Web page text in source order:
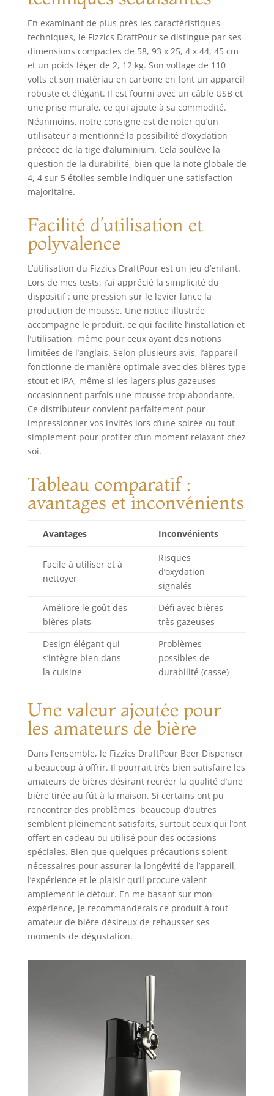
n'importe quelle
bière – Connt à
toutes les canettes
et bouteilles, y
compris les
bouteilles de 500
ml et 750 ml, et
tout type de bière,
y compris les
lagers, les stouts,
les iPad, les bières
aigres, et plus
encore. Conçu
avec des matériaux
tels que le zinc
finition mate
durable, le jet
d'eau est un jeu
d'enfant à garder
propre et sera
magnifique
pendant des
années à venir
après un beau
versement.
En examinant de plus près les caractéristiques
techniques, le Fizzics DraftPour se distingue par ses
dimensions compactes de 58, 93 x 25, 4 x 44, 45 cm
et un poids léger de 2, 12 kg. Son voltage de 110
volts et son matériau en carbone en font un appareil
robuste et élégant. Il est fourni avec un câble USB et
une prise murale, ce qui ajoute à sa commodité.
Néanmoins, notre consigne est de noter qu’un
utilisateur a mentionné la possibilité d’oxydation
précoce de la tige d’aluminium. Cela soulève la
question de la durabilité, bien que la note globale de
4, 4 sur 5 étoiles semble indiquer une satisfaction
majoritaire.
Facilité d’utilisation et
polyvalence
L’utilisation du Fizzics DraftPour est un jeu d’enfant.
Lors de mes tests, j’ai apprécié la simplicité du
dispositif : une pression sur le levier lance la
production de mousse. Une notice illustrée
accompagne le produit, ce qui facilite l’installation et
l’utilisation, même pour ceux ayant des notions
limitées de l’anglais. Selon plusieurs avis, l’appareil
fonctionne de manière optimale avec des bières type
stout et IPA, même si les lagers plus gazeuses
occasionnent parfois une mousse trop abondante.
Ce distributeur convient parfaitement pour
impressionner vos invités lors d’une soirée ou tout
simplement pour profiter d’un moment relaxant chez
soi.
Tableau comparatif :
avantages et inconvénients
Avantages Inconvénients
Facile à utiliser et à
nettoyer
Risques
d’oxydation
signalés
Améliore le goût des
bières plats
Défi avec bières
très gazeuses
Design élégant qui
s’intègre bien dans
la cuisine
Problèmes
possibles de
durabilité (casse)
Une valeur ajoutée pour
les amateurs de bière
Dans l’ensemble, le Fizzics DraftPour Beer Dispenser
a beaucoup à offrir. Il pourrait très bien satisfaire les
amateurs de bières désirant recréer la qualité d’une
bière tirée au fût à la maison. Si certains ont pu
rencontrer des problèmes, beaucoup d’autres
semblent pleinement satisfaits, surtout ceux qui l’ont
offert en cadeau ou utilisé pour des occasions
spéciales. Bien que quelques précautions soient
nécessaires pour assurer la longévité de l’appareil,
l’expérience et le plaisir qu’il procure valent
amplement le détour. En me basant sur mon
expérience, je recommanderais ce produit à tout
amateur de bière désireux de rehausser ses
moments de dégustation.